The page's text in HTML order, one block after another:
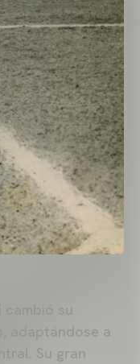
adaptándose a
Su gran